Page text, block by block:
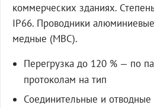
коммерческих зданиях.
IP66. Проводники
медные (МВС).
Перегрузка до 120 % — по
протоколам на тип
Соединительные и